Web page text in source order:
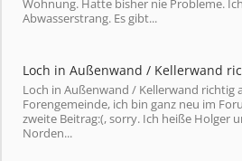
Wohnung. Hatte bisher nie Probleme.
Abwasserstrang. Es gibt...
Loch in Außenwand / Kellerwand
Loch in Außenwand / Kellerwand richtig
Forengemeinde, ich bin ganz neu im
zweite Beitrag:(, sorry. Ich heiße Holger
Norden...